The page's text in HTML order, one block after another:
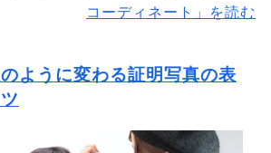
コーディネート」を読む
ように変わる証明写真の表